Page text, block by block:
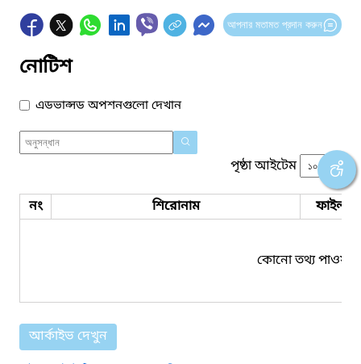
আপনার মতামত প্রদান করুন
নোটিশ
এডভান্সড অপশনগুলো দেখান
পৃষ্ঠা আইটেম
নং শিরোনাম ফাইল
কোনো তথ্য পাওয়া
আর্কাইভ দেখুন